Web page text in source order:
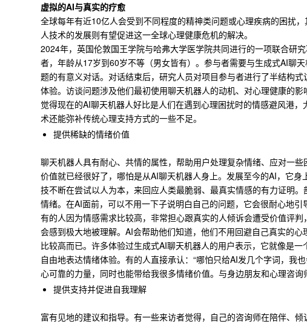
虚拟的AI与真实的疗愈
全球每年有近10亿人会受到不同程度的精神类问题或心理疾病的困扰
人技术的发展则有望促进这一全球心理健康危机的解决。
2024年，英国伦敦国王学院与哈弗大学医学院共同进行的一项联合研
者，年龄从17岁到60岁不等（男女皆有）。参与者需要与生成式AI聊
题的有意义对话。对话结束后，研究人员对项目参与者进行了半结构
体验。访谈问题涉及他们最初使用聊天机器人的动机、对心理健康的
觉得现在的AI聊天机器人好比是人们在遇到心理困扰时的情感避风港
术还能弥补传统心理支持方式的一些不足。
提供稀缺的情绪价值
聊天机器人具有耐心、共情的属性，帮助用户处理复杂情绪、应对一
价值就已经很好了，哪怕是从AI聊天机器人身上。发展至今的AI，它
技不断在尝试以人为本，来回应人类最脆弱、最真实情感的有力证明
情绪。在AI面前，可以不用一下子说明白自己的问题，它会很耐心地引
有的人因为情感需求比较高，非常担心跟真实的人倾诉会遭受价值评
会感到极大地被理解。AI会帮助他们知道，他们不用回避自己真实的
比较高而已。许多体验过生成式AI聊天机器人的用户表示，它就像是
自由地表达情绪体验。有的人直接承认：“哪怕只给AI发几个字词，我
心可靠的力量，同时也能带给我很多情绪价值。与身边朋友和心理咨
提供支持并促进自我理解
富有见地的建议和指导。有一些来访者觉得，自己的咨询师在陪伴、